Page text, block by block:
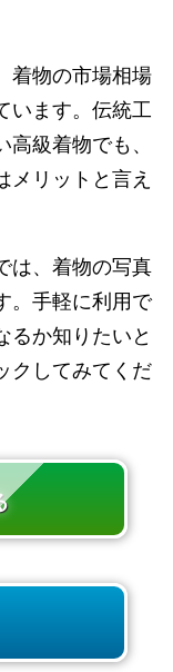
着物の市場相場
います。伝統工
級着物でも、
メリットと言え
は、着物の写真
。手軽に利用で
るか知りたいと
クしてみてくだ